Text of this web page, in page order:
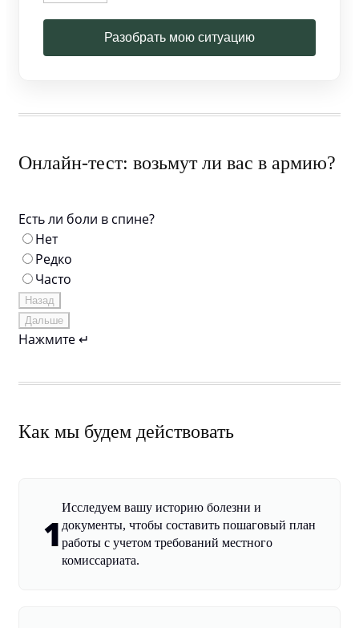
Разобрать мою ситуацию
Онлайн-тест: возьмут ли вас в армию?
Есть ли боли в спине?
Нет
Редко
Часто
Назад
Дальше
Нажмите ↵
Как мы будем действовать
1
Исследуем вашу историю болезни и
документы, чтобы составить пошаговый план
работы с учетом требований местного
комиссариата.